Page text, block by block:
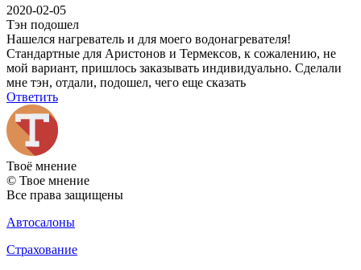
2020-02-05
Тэн подошел
Нашелся нагреватель и для моего водонагревателя!
Стандартные для Аристонов и Термексов, к сожалению, не
мой вариант, пришлось заказывать индивидуально. Сделали
мне тэн, отдали, подошел, чего еще сказать
Ответить
Твоё мнение
© Твое мнение
Все права защищены
Автосалоны
Страхование